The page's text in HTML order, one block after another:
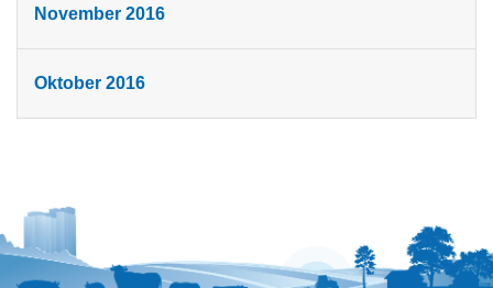
November 2016
Oktober 2016